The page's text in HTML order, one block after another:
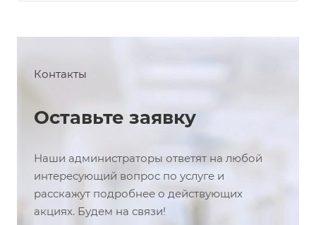
Контакты
Оставьте заявку
Наши администраторы ответят на любой
интересующий вопрос по услуге и
расскажут подробнее о действующих
акциях. Будем на связи!